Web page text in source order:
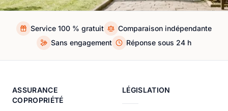
Service 100 % gratuit
Comparaison indépendante
Sans engagement
Réponse sous 24 h
ASSURANCE
COPROPRIÉTÉ
LÉGISLATION